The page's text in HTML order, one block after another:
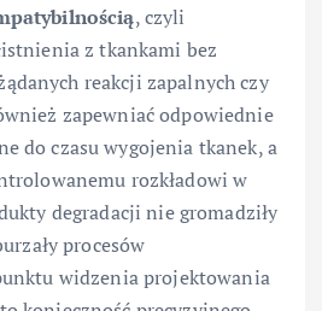
, czyli
z tkankami bez
reakcji zapalnych czy
zapewniać odpowiednie
do czasu wygojenia tkanek, a
rozkładowi w
degradacji nie gromadziły
procesów
widzenia projektowania